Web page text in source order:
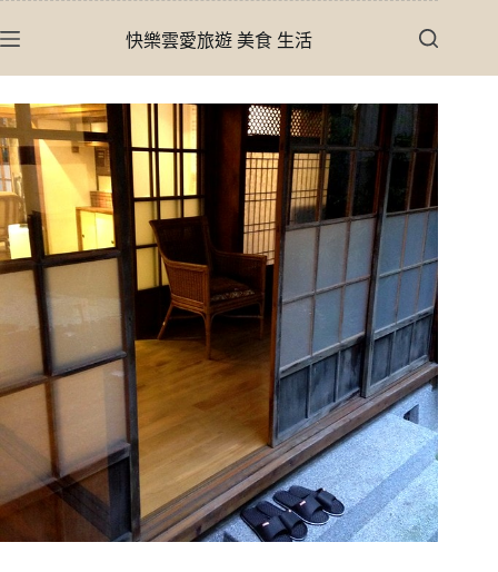
至
內
容
快樂雲愛旅遊 美食 生活